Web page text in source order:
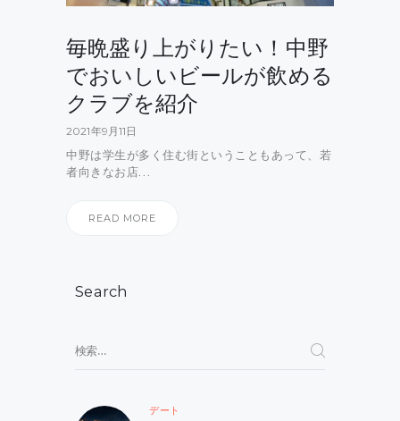
毎晩盛り上がりたい！中野
でおいしいビールが飲める
クラブを紹介
2021年9月11日
中野は学生が多く住む街ということもあって、若
者向きなお店…
READ MORE
Search
索:
デート